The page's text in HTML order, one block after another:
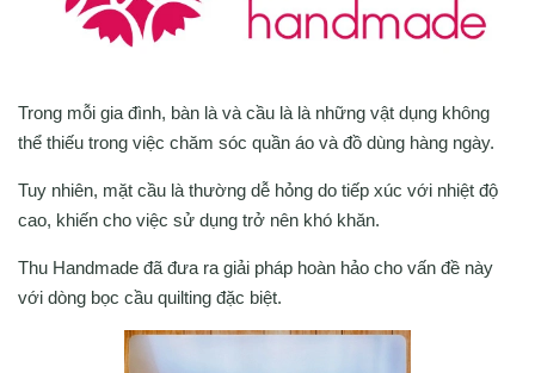
Trong mỗi gia đình, bàn là và cầu là là những vật dụng không
thể thiếu trong việc chăm sóc quần áo và đồ dùng hàng ngày.
Tuy nhiên, mặt cầu là thường dễ hỏng do tiếp xúc với nhiệt độ
cao, khiến cho việc sử dụng trở nên khó khăn.
Thu Handmade đã đưa ra giải pháp hoàn hảo cho vấn đề này
với dòng bọc cầu quilting đặc biệt.